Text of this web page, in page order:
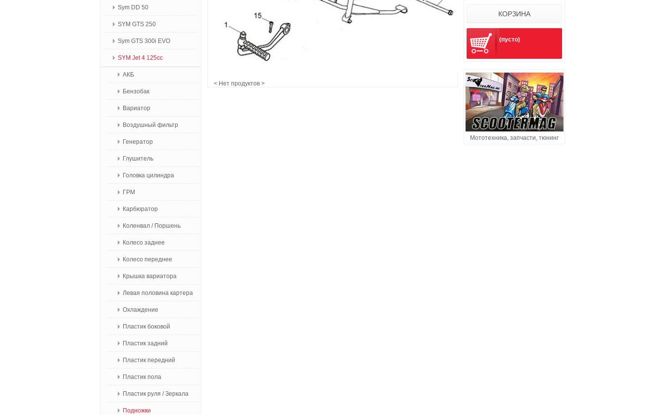
Sym DD 50
SYM GTS 250
Sym GTS 300i EVO
SYM Jet 4 125сс
АКБ
Бензобак
Вариатор
Воздушный фильтр
Генератор
Глушитель
Головка цилиндра
ГРМ
Карбюратор
Коленвал / Поршень
Колесо заднее
Колесо переднее
Крышка вариатора
Левая половина картера
Охлаждение
Пластик боковой
Пластик задний
Пластик передний
Пластик пола
Пластик руля / Зеркала
Подножки
< Нет продуктов >
КОРЗИНА
(пусто)
Мототехника, запчасти, тюнинг